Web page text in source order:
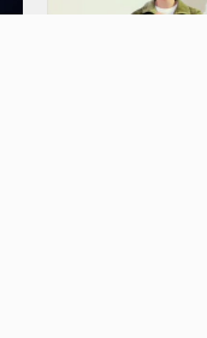
龚俊用四川话为中